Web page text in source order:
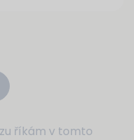
říkám v tomto